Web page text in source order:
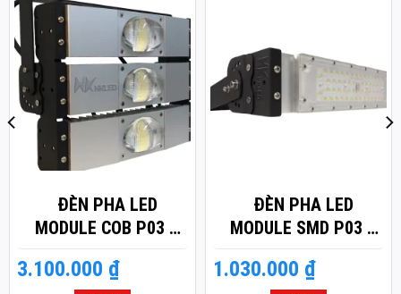
ĐÈN PHA LED
MODULE COB P03 –
CÔNG SUẤT 150W
3.100.000 ₫
ĐÈN PHA LED
MODULE SMD P03 –
CÔNG SUẤT 50W
1.030.000 ₫